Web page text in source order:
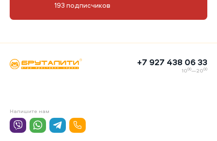
193 подписчиков
+7 927 438 06 33
1000—2000
Напишите нам